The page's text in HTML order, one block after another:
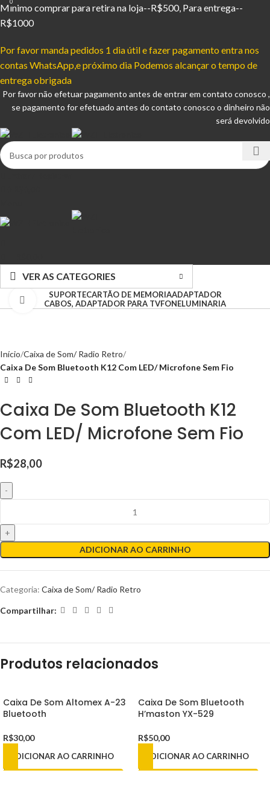
Mínimo comprar para retira na loja--R$500, Para entrega--
R$1000
Por favor manda pedidos 1 dia útil e fazer pagamento entra nos
contas WhatsApp,e próximo dia Podemos alcançar o tempo de
entrega obrigada
Por favor não efetuar pagamento antes de entrar em contato conosco ,
se pagamento for efetuado antes do contato conosco o dinheiro não
será devolvido
0
VER AS CATEGORIES
SUPORTECARTÃO DE MEMORIAADAPTADOR
CABOS, ADAPTADOR PARA TVFONELUMINARIA
Clique para ampliar
Início Caixa de Som/ Radio Retro
Caixa De Som Bluetooth K12 Com LED/ Microfone Sem Fio
Caixa De Som Bluetooth K12
Com LED/ Microfone Sem Fio
R$28,00
ADICIONAR AO CARRINHO
Categoria: Caixa de Som/ Radio Retro
Compartilhar:
Produtos relacionados
Caixa De Som Altomex A-23
Bluetooth
R$30,00
ADICIONAR AO CARRINHO
Caixa De Som Bluetooth
H’maston YX-529
R$50,00
ADICIONAR AO CARRINHO